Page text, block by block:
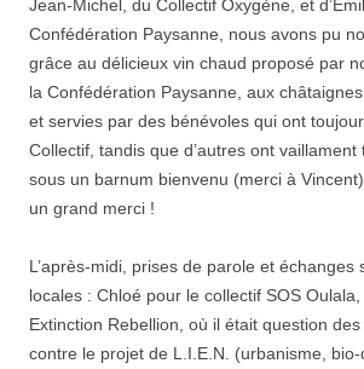
Jean-Michel, du Collectif Oxygène, et
Confédération Paysanne, nous avons pu
grâce au délicieux vin chaud proposé par
la Confédération Paysanne, aux
et servies par des bénévoles qui ont
Collectif, tandis que d’autres ont vaillament
sous un barnum bienvenu (merci à
un grand merci !
L’après-midi, prises de parole et échanges
locales : Chloé pour le collectif SOS
Extinction Rebellion, où il était question
contre le projet de L.I.E.N. (urbanisme, bio-